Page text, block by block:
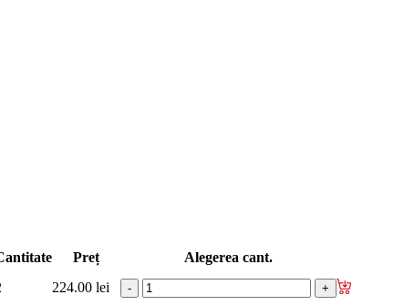
Preț
Alegerea cant.
224.00 lei